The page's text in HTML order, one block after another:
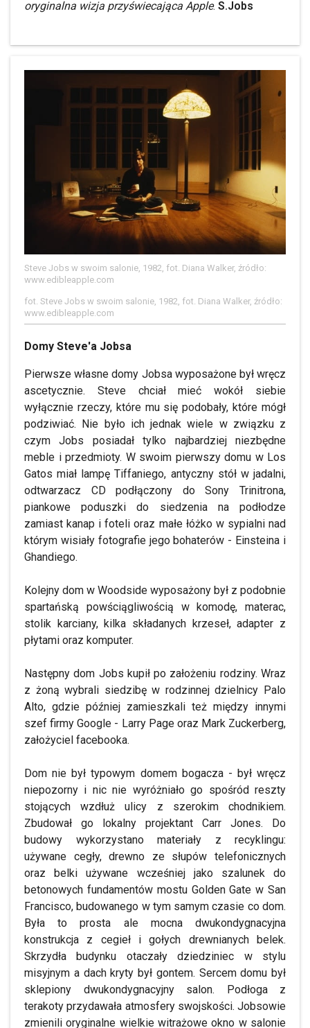
oryginalna wizja przyświecająca Apple. S.Jobs
Steve Jobs w swoim salonie, 1982, fot. Diana Walker, źródło:
www.edibleapple.com
fot. Steve Jobs w swoim salonie, 1982, fot. Diana Walker, źródło:
www.edibleapple.com
Domy Steve'a Jobsa
Pierwsze własne domy Jobsa wyposażone był wręcz
ascetycznie. Steve chciał mieć wokół siebie
wyłącznie rzeczy, które mu się podobały, które mógł
podziwiać. Nie było ich jednak wiele w związku z
czym Jobs posiadał tylko najbardziej niezbędne
meble i przedmioty. W swoim pierwszy domu w Los
Gatos miał lampę Tiffaniego, antyczny stół w jadalni,
odtwarzacz CD podłączony do Sony Trinitrona,
piankowe poduszki do siedzenia na podłodze
zamiast kanap i foteli oraz małe łóżko w sypialni nad
którym wisiały fotografie jego bohaterów - Einsteina i
Ghandiego.
Kolejny dom w Woodside wyposażony był z podobnie
spartańską powściągliwością w komodę, materac,
stolik karciany, kilka składanych krzeseł, adapter z
płytami oraz komputer.
Następny dom Jobs kupił po założeniu rodziny. Wraz
z żoną wybrali siedzibę w rodzinnej dzielnicy Palo
Alto, gdzie później zamieszkali też między innymi
szef firmy Google - Larry Page oraz Mark Zuckerberg,
założyciel facebooka.
Dom nie był typowym domem bogacza - był wręcz
niepozorny i nic nie wyróżniało go spośród reszty
stojących wzdłuż ulicy z szerokim chodnikiem.
Zbudował go lokalny projektant Carr Jones. Do
budowy wykorzystano materiały z recyklingu:
używane cegły, drewno ze słupów telefonicznych
oraz belki używane wcześniej jako szalunek do
betonowych fundamentów mostu Golden Gate w San
Francisco, budowanego w tym samym czasie co dom.
Była to prosta ale mocna dwukondygnacyjna
konstrukcja z cegieł i gołych drewnianych belek.
Skrzydła budynku otaczały dziedziniec w stylu
misyjnym a dach kryty był gontem. Sercem domu był
sklepiony dwukondygnacyjny salon. Podłoga z
terakoty przydawała atmosfery swojskości. Jobsowie
zmienili oryginalne wielkie witrażowe okno w salonie